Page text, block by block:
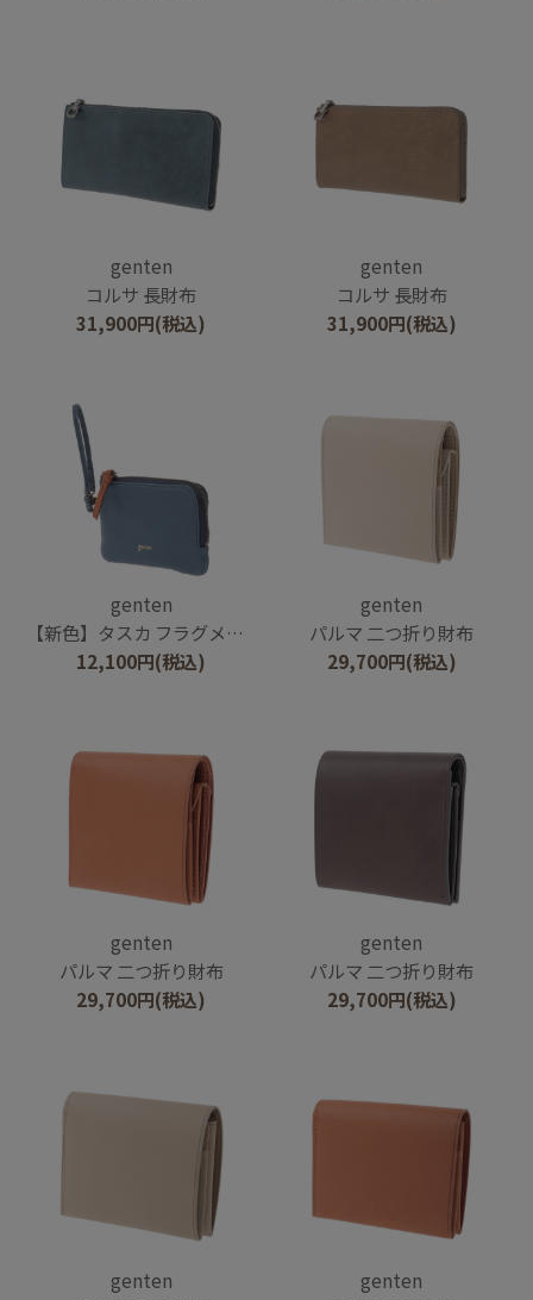
genten
コルサ 長財布
31,900円(税込)
genten
コルサ 長財布
31,900円(税込)
genten
【新色】タスカ フラグメントケース
12,100円(税込)
genten
パルマ 二つ折り財布
29,700円(税込)
genten
パルマ 二つ折り財布
29,700円(税込)
genten
パルマ 二つ折り財布
29,700円(税込)
genten
genten